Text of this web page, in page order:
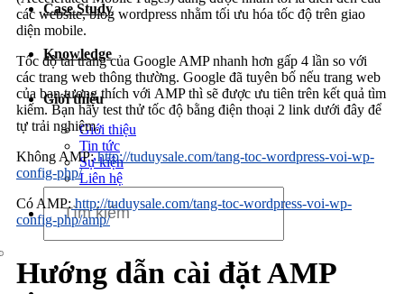
Dịch vụ chăm sóc website
Case Study
Knowledge
Giới thiệu
Giới thiệu
Tin tức
Sự kiện
Liên hệ
các website, blog wordpress nhằm tối ưu hóa tốc độ trên giao
diện mobile.
Tốc độ tải trang của Google AMP nhanh hơn gấp 4 lần so với
các trang web thông thường. Google đã tuyên bố nếu trang web
của bạn tương thích với AMP thì sẽ được ưu tiên trên kết quả tìm
kiếm. Bạn hãy test thử tốc độ bằng điện thoại 2 link dưới đây để
tự trải nghiệm.
Không AMP:http://tuduysale.com/tang-toc-wordpress-voi-wp-
config-php/
Có AMP:http://tuduysale.com/tang-toc-wordpress-voi-wp-
config-php/amp/
Hướng dẫn cài đặt AMP